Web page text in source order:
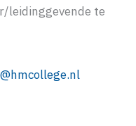
leidinggevende te